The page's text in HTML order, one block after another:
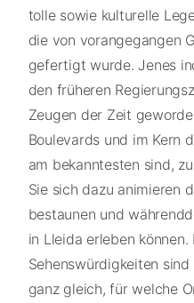
tolle sowie kulturelle
die von vorangegangen
gefertigt wurde. Jenes
den früheren
Zeugen der Zeit
Boulevards und im Kern
am bekanntesten sind,
Sie sich dazu animieren
bestaunen und
in Lleida erleben
Sehenswürdigkeiten
ganz gleich, für welche